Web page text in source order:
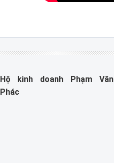
Hộ kinh doanh Phạm Văn
Phác